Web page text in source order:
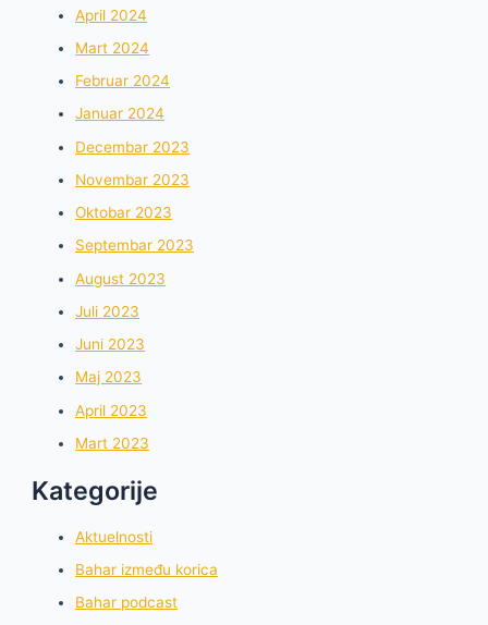
April 2024
Mart 2024
Februar 2024
Januar 2024
Decembar 2023
Novembar 2023
Oktobar 2023
Septembar 2023
August 2023
Juli 2023
Juni 2023
Maj 2023
April 2023
Mart 2023
Kategorije
Aktuelnosti
Bahar između korica
Bahar podcast